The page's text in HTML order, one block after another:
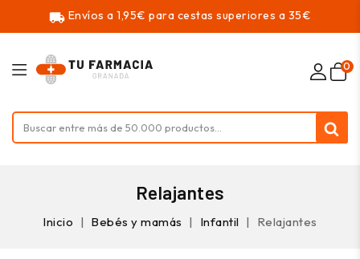
local_shipping Envíos a 1,95€ para cestas superiores a 35€
0
Relajantes
Inicio Bebés y mamás Infantil Relajantes